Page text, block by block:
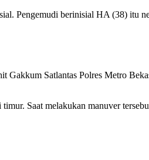
Pengemudi berinisial HA (38) itu
Satlantas Polres Metro
Saat melakukan manuver